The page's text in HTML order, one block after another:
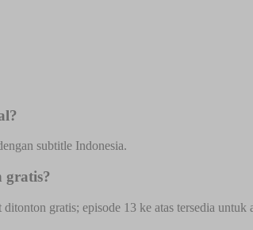
subtitle Indonesia.
gratis?
gratis; episode 13 ke atas tersedia untuk